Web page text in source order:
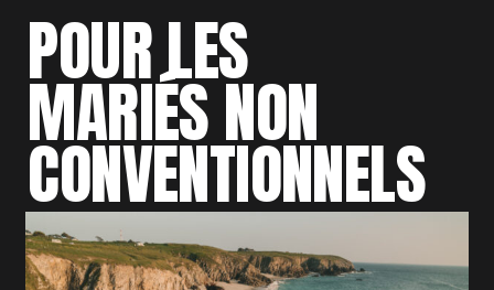
POUR LES
MARIÉS NON
CONVENTIONNELS